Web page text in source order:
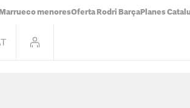
Marrueco menoresOferta Rodri Barça Planes